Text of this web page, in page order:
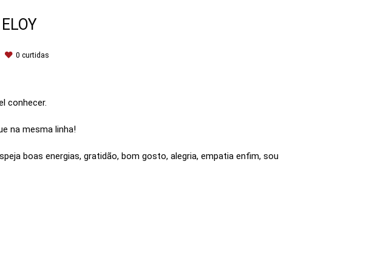
0 curtidas
conhecer.
na mesma linha!
boas energias, gratidão, bom gosto, alegria, empatia enfim, sou